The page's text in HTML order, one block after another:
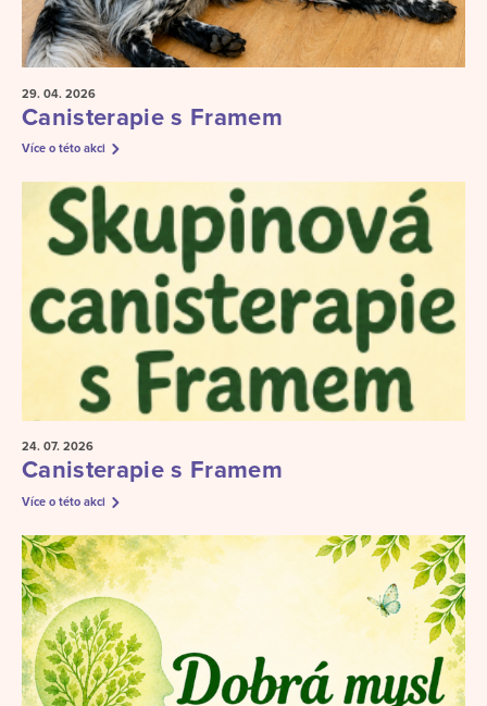
29. 04. 2026
Canisterapie s Framem
Více o této akci
24. 07. 2026
Canisterapie s Framem
Více o této akci